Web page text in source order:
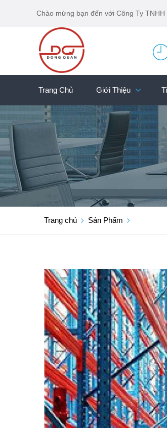
Chào mừng bạn đến với Công Ty
Trang Chủ Giới Thiệu
Trang chủ Sản Phẩm